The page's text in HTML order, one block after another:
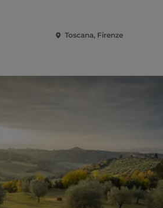
Toscana, Firenze